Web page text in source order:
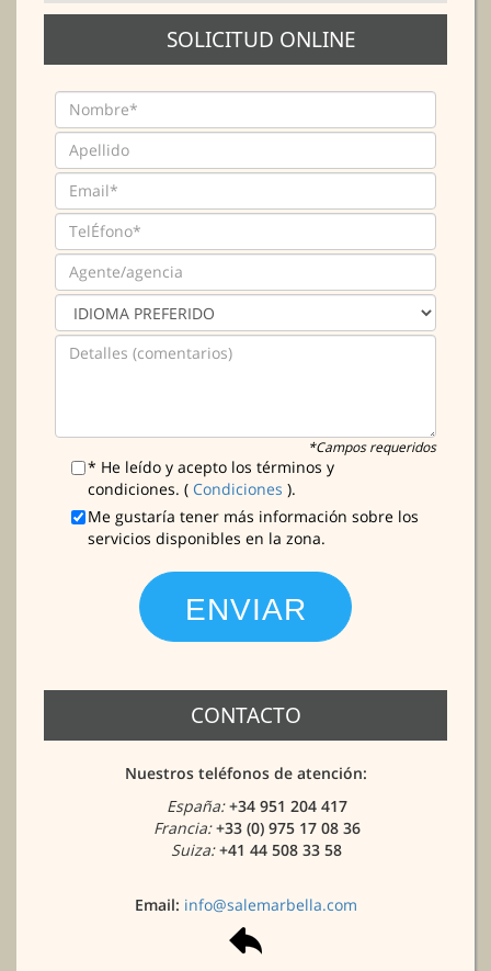
SOLICITUD ONLINE
*Campos requeridos
* He leído y acepto los términos y
condiciones. ( Condiciones ).
Me gustaría tener más información sobre los
servicios disponibles en la zona.
CONTACTO
Nuestros teléfonos de atención:
España:+34 951 204 417
Francia:+33 (0) 975 17 08 36
Suiza:+41 44 508 33 58
Email: info@salemarbella.com